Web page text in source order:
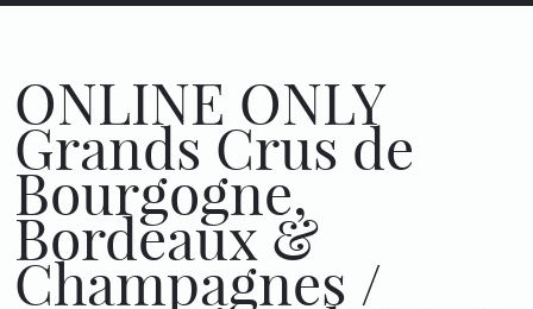
ONLINE ONLY
Grands Crus de
Bourgogne,
Bordeaux &
Champagnes /